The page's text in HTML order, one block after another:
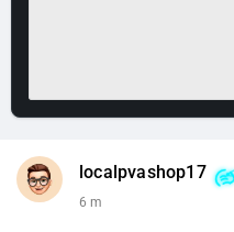
localpvashop17
6 m